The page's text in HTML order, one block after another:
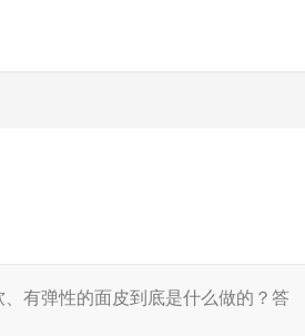
有弹性的面皮到底是什么做的？答